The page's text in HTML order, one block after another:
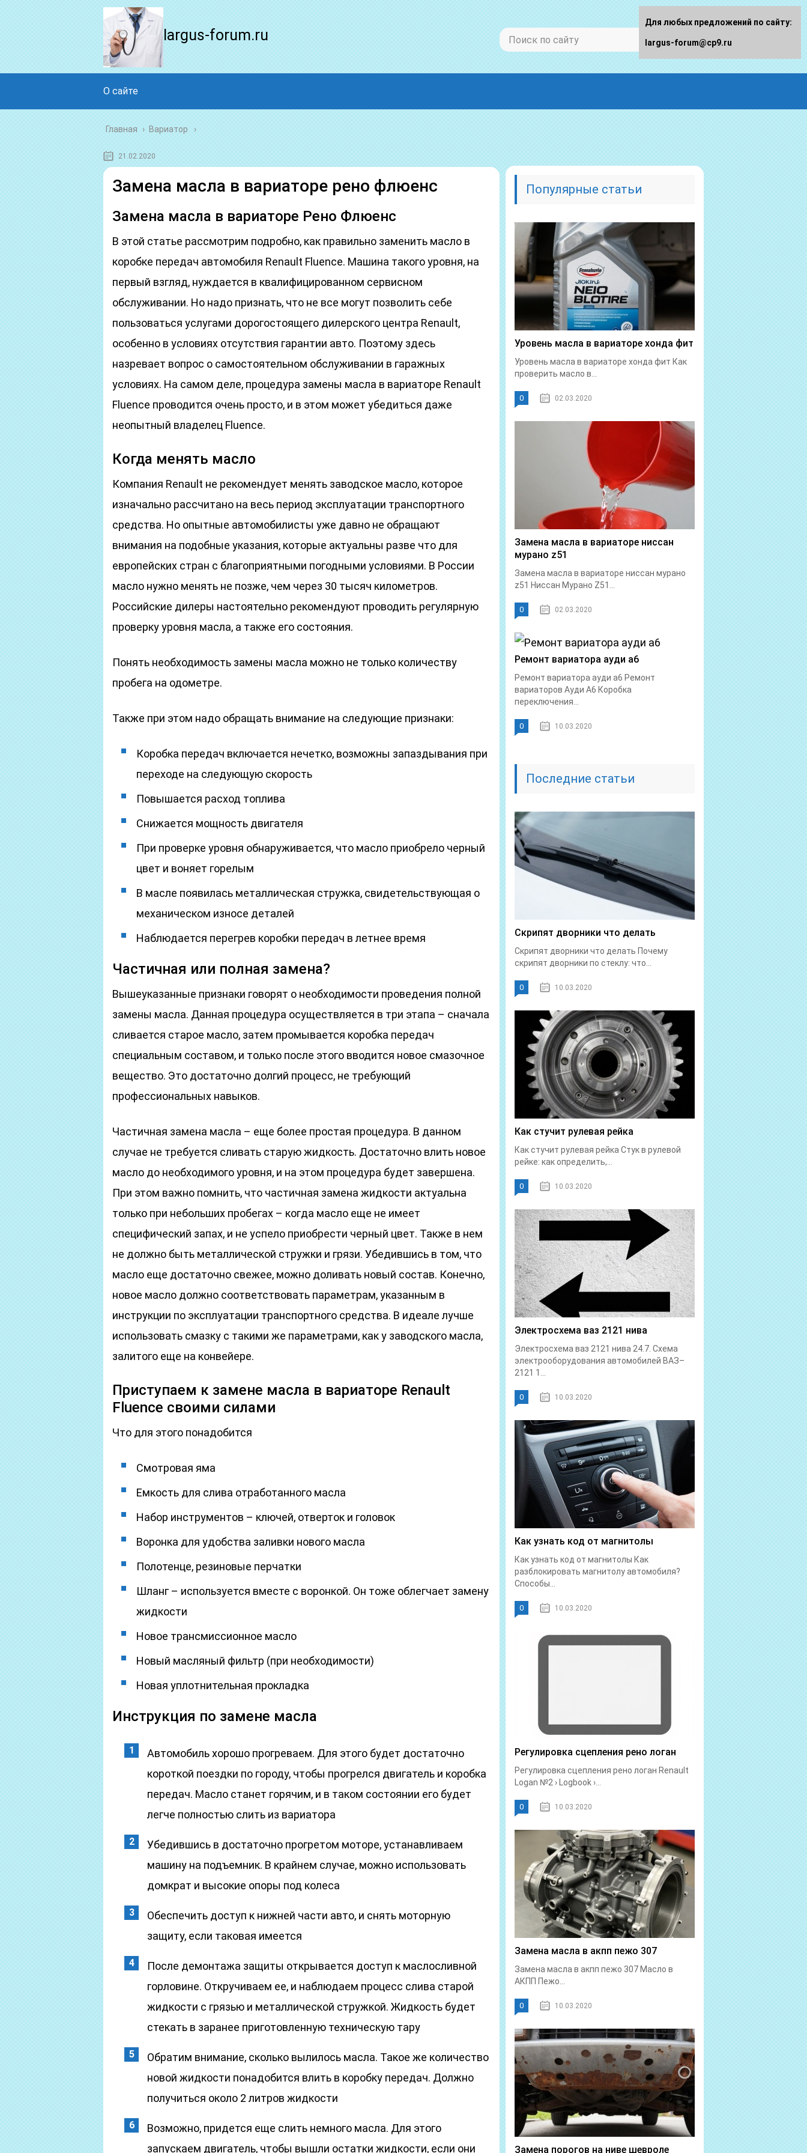
largus-forum.ru
О сайте
Главная › Вариатор
21.02.2020
Замена масла в вариаторе рено флюенс
Замена масла в вариаторе Рено Флюенс
В этой статье рассмотрим подробно, как правильно заменить масло в
коробке передач автомобиля Renault Fluence. Машина такого уровня, на
первый взгляд, нуждается в квалифицированном сервисном
обслуживании. Но надо признать, что не все могут позволить себе
пользоваться услугами дорогостоящего дилерского центра Renault,
особенно в условиях отсутствия гарантии авто. Поэтому здесь
назревает вопрос о самостоятельном обслуживании в гаражных
условиях. На самом деле, процедура замены масла в вариаторе Renault
Fluence проводится очень просто, и в этом может убедиться даже
неопытный владелец Fluence.
Когда менять масло
Компания Renault не рекомендует менять заводское масло, которое
изначально рассчитано на весь период эксплуатации транспортного
средства. Но опытные автомобилисты уже давно не обращают
внимания на подобные указания, которые актуальны разве что для
европейских стран с благоприятными погодными условиями. В России
масло нужно менять не позже, чем через 30 тысяч километров.
Российские дилеры настоятельно рекомендуют проводить регулярную
проверку уровня масла, а также его состояния.
Понять необходимость замены масла можно не только количеству
пробега на одометре.
Также при этом надо обращать внимание на следующие признаки:
Коробка передач включается нечетко, возможны запаздывания при
переходе на следующую скорость
Повышается расход топлива
Снижается мощность двигателя
При проверке уровня обнаруживается, что масло приобрело черный
цвет и воняет горелым
В масле появилась металлическая стружка, свидетельствующая о
механическом износе деталей
Наблюдается перегрев коробки передач в летнее время
Частичная или полная замена?
Вышеуказанные признаки говорят о необходимости проведения полной
замены масла. Данная процедура осуществляется в три этапа – сначала
сливается старое масло, затем промывается коробка передач
специальным составом, и только после этого вводится новое смазочное
вещество. Это достаточно долгий процесс, не требующий
профессиональных навыков.
Частичная замена масла – еще более простая процедура. В данном
случае не требуется сливать старую жидкость. Достаточно влить новое
масло до необходимого уровня, и на этом процедура будет завершена.
При этом важно помнить, что частичная замена жидкости актуальна
только при небольших пробегах – когда масло еще не имеет
специфический запах, и не успело приобрести черный цвет. Также в нем
не должно быть металлической стружки и грязи. Убедившись в том, что
масло еще достаточно свежее, можно доливать новый состав. Конечно,
новое масло должно соответствовать параметрам, указанным в
инструкции по эксплуатации транспортного средства. В идеале лучше
использовать смазку с такими же параметрами, как у заводского масла,
залитого еще на конвейере.
Приступаем к замене масла в вариаторе Renault
Fluence своими силами
Что для этого понадобится
Смотровая яма
Емкость для слива отработанного масла
Набор инструментов – ключей, отверток и головок
Воронка для удобства заливки нового масла
Полотенце, резиновые перчатки
Шланг – используется вместе с воронкой. Он тоже облегчает замену
жидкости
Новое трансмиссионное масло
Новый масляный фильтр (при необходимости)
Новая уплотнительная прокладка
Инструкция по замене масла
Автомобиль хорошо прогреваем. Для этого будет достаточно
короткой поездки по городу, чтобы прогрелся двигатель и коробка
передач. Масло станет горячим, и в таком состоянии его будет
легче полностью слить из вариатора
Убедившись в достаточно прогретом моторе, устанавливаем
машину на подъемник. В крайнем случае, можно использовать
домкрат и высокие опоры под колеса
Обеспечить доступ к нижней части авто, и снять моторную
защиту, если таковая имеется
После демонтажа защиты открывается доступ к маслосливной
горловине. Откручиваем ее, и наблюдаем процесс слива старой
жидкости с грязью и металлической стружкой. Жидкость будет
стекать в заранее приготовленную техническую тару
Обратим внимание, сколько вылилось масла. Такое же количество
новой жидкости понадобится влить в коробку передач. Должно
получиться около 2 литров жидкости
Возможно, придется еще слить немного масла. Для этого
запускаем двигатель, чтобы вышли остатки жидкости, если они
Популярные статьи
Уровень масла в вариаторе хонда фит
Уровень масла в вариаторе хонда фит Как
проверить масло в...
0 02.03.2020
Замена масла в вариаторе ниссан
мурано z51
Замена масла в вариаторе ниссан мурано
z51 Ниссан Мурано Z51...
0 02.03.2020
Ремонт вариатора ауди а6
Ремонт вариатора ауди а6 Ремонт
вариаторов Ауди А6 Коробка
переключения...
0 10.03.2020
Последние статьи
Скрипят дворники что делать
Скрипят дворники что делать Почему
скрипят дворники по стеклу: что...
0 10.03.2020
Как стучит рулевая рейка
Как стучит рулевая рейка Стук в рулевой
рейке: как определить,...
0 10.03.2020
Электросхема ваз 2121 нива
Электросхема ваз 2121 нива 24.7. Схема
электрооборудования автомобилей ВАЗ–
2121 1...
0 10.03.2020
Как узнать код от магнитолы
Как узнать код от магнитолы Как
разблокировать магнитолу автомобиля?
Способы...
0 10.03.2020
Регулировка сцепления рено логан
Регулировка сцепления рено логан Renault
Logan №2 › Logbook ›...
0 10.03.2020
Замена масла в акпп пежо 307
Замена масла в акпп пежо 307 Масло в
АКПП Пежо...
0 10.03.2020
Замена порогов на ниве шевроле
Для любых предложений по сайту:
largus-forum@cp9.ru